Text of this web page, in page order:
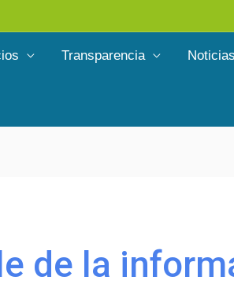
Transparencia Noticias
de la